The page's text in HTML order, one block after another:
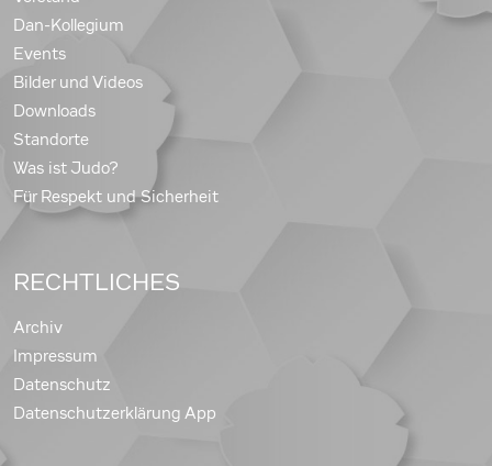
Dan-Kollegium
Events
Bilder und Videos
Downloads
Standorte
Was ist Judo?
Für Respekt und Sicherheit
RECHTLICHES
Archiv
Impressum
Datenschutz
Datenschutzerklärung App